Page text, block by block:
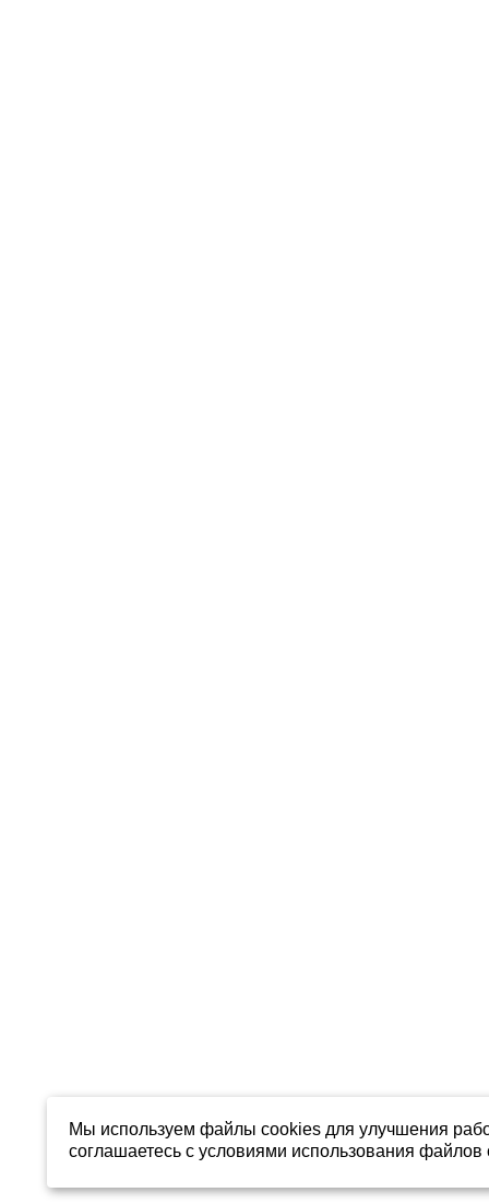
Мы используем файлы cookies для улучшения
соглашаетесь с условиями использования файлов